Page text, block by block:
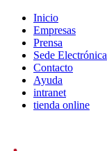
Inicio
Empresas
Prensa
Sede Electrónica
Contacto
Ayuda
intranet
tienda online